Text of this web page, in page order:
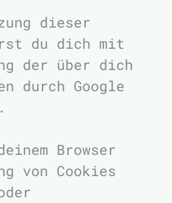
dieser
du dich mit
der über dich
durch Google
Browser
von Cookies